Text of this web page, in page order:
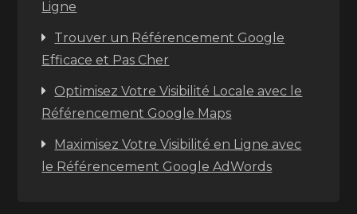
Ligne
Trouver un Référencement Google
Efficace et Pas Cher
Optimisez Votre Visibilité Locale avec le
Référencement Google Maps
Maximisez Votre Visibilité en Ligne avec
le Référencement Google AdWords